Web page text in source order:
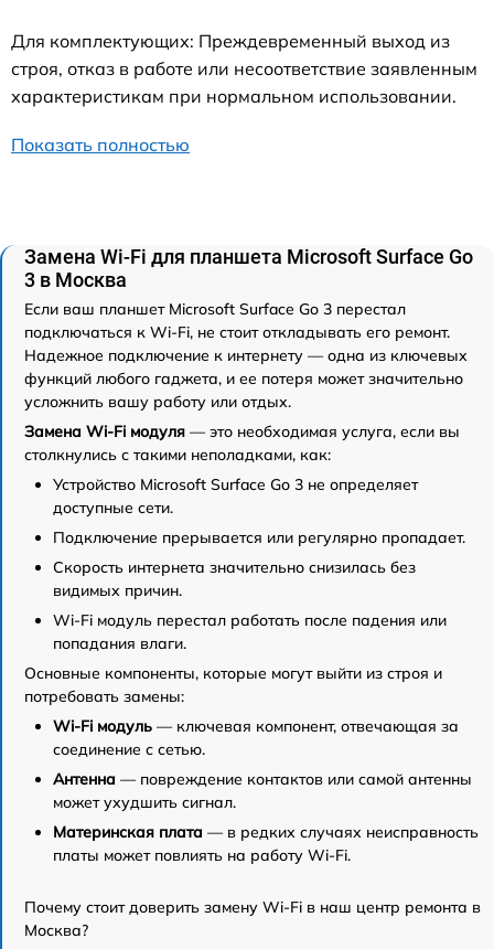
Для комплектующих: Преждевременный выход из
строя, отказ в работе или несоответствие заявленным
характеристикам при нормальном использовании.
Показать полностью
Замена Wi-Fi для планшета Microsoft Surface Go
3 в Москва
Если ваш планшет Microsoft Surface Go 3 перестал
подключаться к Wi-Fi, не стоит откладывать его ремонт.
Надежное подключение к интернету — одна из ключевых
функций любого гаджета, и ее потеря может значительно
усложнить вашу работу или отдых.
Замена Wi-Fi модуля — это необходимая услуга, если вы
столкнулись с такими неполадками, как:
Устройство Microsoft Surface Go 3 не определяет
доступные сети.
Подключение прерывается или регулярно пропадает.
Скорость интернета значительно снизилась без
видимых причин.
Wi-Fi модуль перестал работать после падения или
попадания влаги.
Основные компоненты, которые могут выйти из строя и
потребовать замены:
Wi-Fi модуль — ключевая компонент, отвечающая за
соединение с сетью.
Антенна — повреждение контактов или самой антенны
может ухудшить сигнал.
Материнская плата — в редких случаях неисправность
платы может повлиять на работу Wi-Fi.
Почему стоит доверить замену Wi-Fi в наш центр ремонта в
Москва?